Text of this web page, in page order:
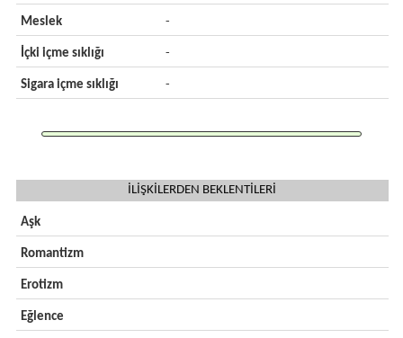
Meslek -
İçki içme sıklığı -
Sigara içme sıklığı -
İLİŞKİLERDEN BEKLENTİLERİ
Aşk
Romantizm
Erotizm
Eğlence